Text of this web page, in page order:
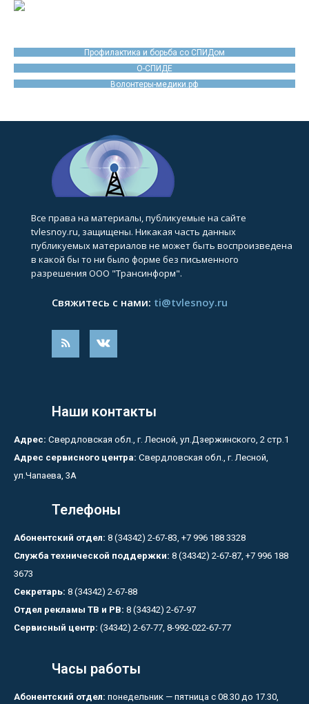
Профилактика и борьба со СПИДом
О-СПИДЕ
Волонтеры-медики.рф
Все права на материалы, публикуемые на сайте
tvlesnoy.ru, защищены. Никакая часть данных
публикуемых материалов не может быть воспроизведена
в какой бы то ни было форме без письменного
разрешения ООО "Трансинформ".
Свяжитесь с нами: ti@tvlesnoy.ru
Наши контакты
Адрес: Свердловская обл., г. Лесной, ул.Дзержинского, 2 стр.1
Адрес сервисного центра: Свердловская обл., г. Лесной,
ул.Чапаева, 3А
Телефоны
Абонентский отдел: 8 (34342) 2-67-83, +7 996 188 3328
Служба технической поддержки: 8 (34342) 2-67-87, +7 996 188
3673
Секретарь: 8 (34342) 2-67-88
Отдел рекламы ТВ и РВ: 8 (34342) 2-67-97
Сервисный центр: (34342) 2-67-77, 8-992-022-67-77
Часы работы
Абонентский отдел: понедельник — пятница с 08.30 до 17.30,